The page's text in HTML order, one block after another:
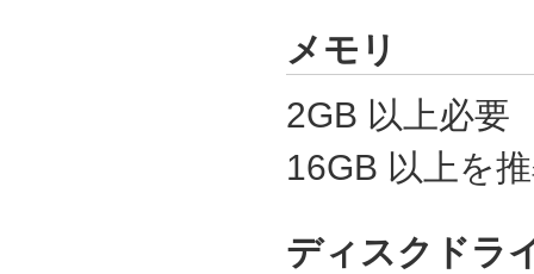
メモリ
2GB 以上必要
16GB 以上を
ディスクドラ